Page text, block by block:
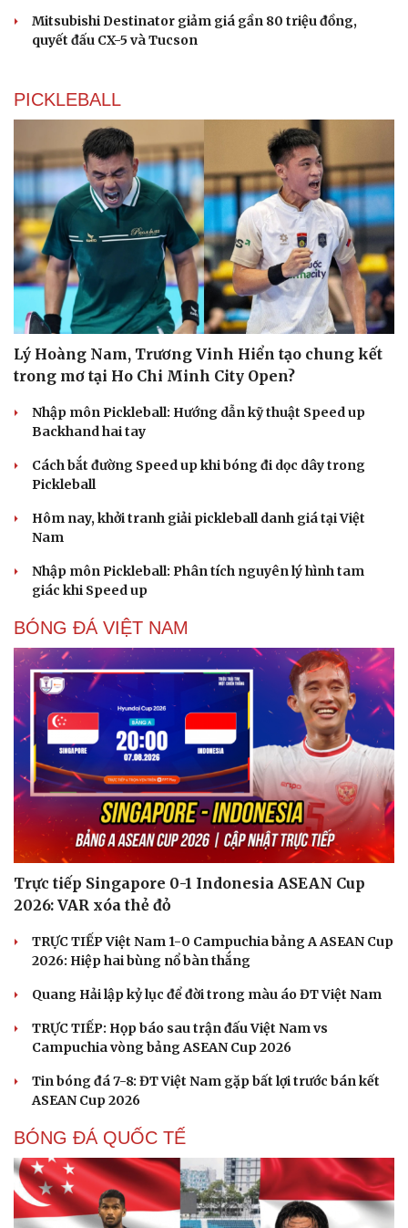
Cải chính
Mitsubishi Destinator giảm giá gần 80 triệu đồng,
quyết đấu CX-5 và Tucson
PICKLEBALL
Lý Hoàng Nam, Trương Vinh Hiển tạo chung kết
trong mơ tại Ho Chi Minh City Open?
Nhập môn Pickleball: Hướng dẫn kỹ thuật Speed up
Backhand hai tay
Cách bắt đường Speed up khi bóng đi dọc dây trong
Pickleball
Hôm nay, khởi tranh giải pickleball danh giá tại Việt
Nam
Nhập môn Pickleball: Phân tích nguyên lý hình tam
giác khi Speed up
BÓNG ĐÁ VIỆT NAM
Trực tiếp Singapore 0-1 Indonesia ASEAN Cup
2026: VAR xóa thẻ đỏ
TRỰC TIẾP Việt Nam 1-0 Campuchia bảng A ASEAN Cup
2026: Hiệp hai bùng nổ bàn thắng
Quang Hải lập kỷ lục để đời trong màu áo ĐT Việt Nam
TRỰC TIẾP: Họp báo sau trận đấu Việt Nam vs
Campuchia vòng bảng ASEAN Cup 2026
Tin bóng đá 7-8: ĐT Việt Nam gặp bất lợi trước bán kết
ASEAN Cup 2026
BÓNG ĐÁ QUỐC TẾ